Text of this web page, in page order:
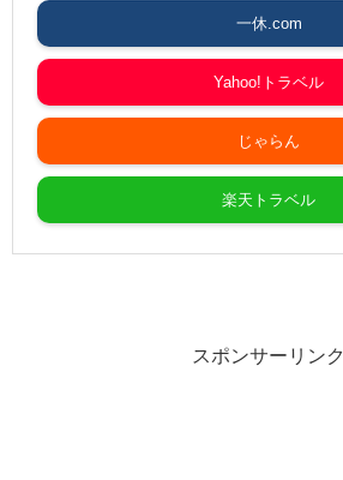
一休.com
Yahoo!トラベル
じゃらん
楽天トラベル
スポンサーリンク